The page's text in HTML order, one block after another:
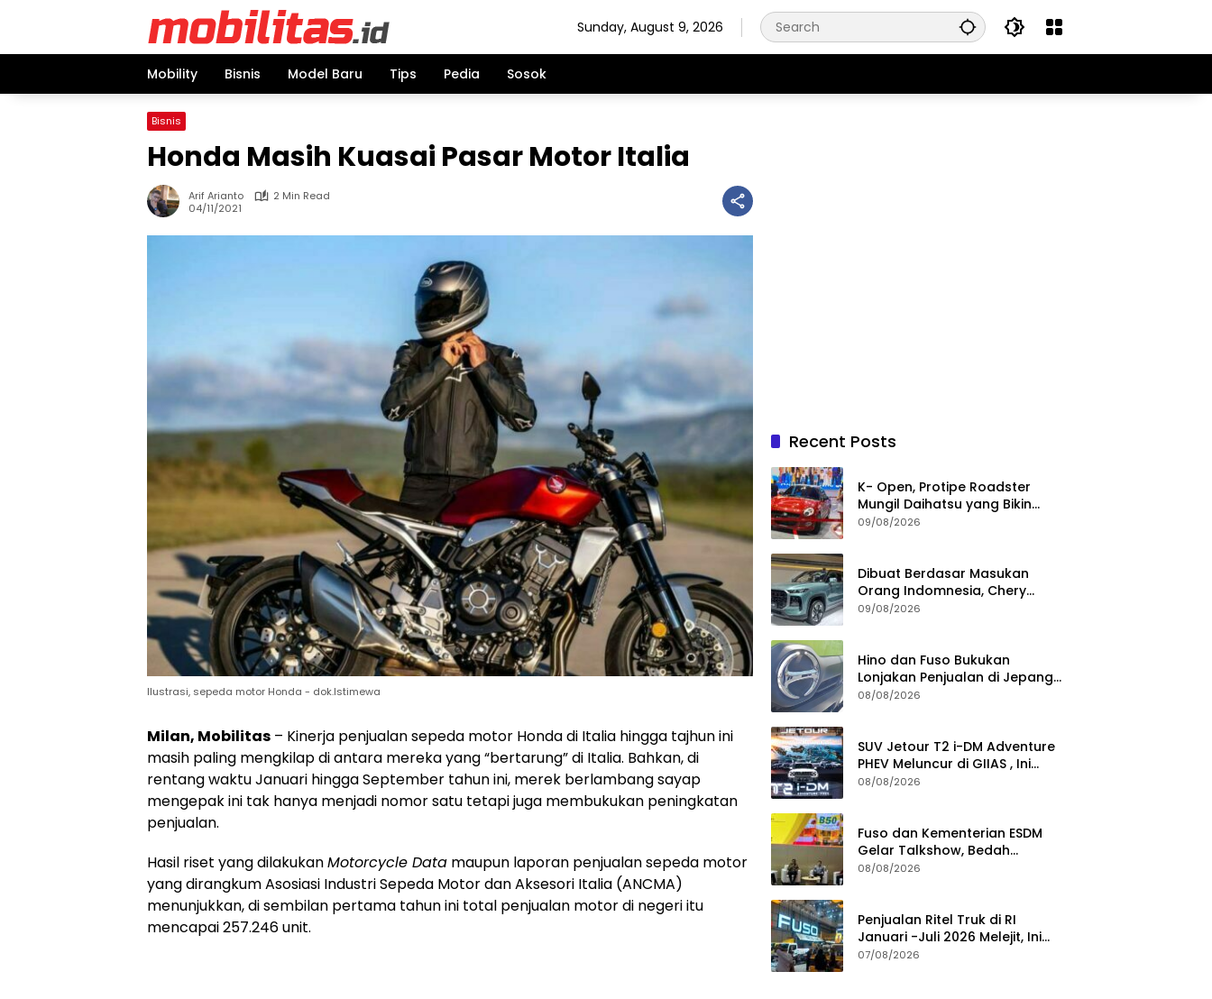
Sunday, August 9, 2026
Mobility Bisnis Model Baru Tips Pedia Sosok
Bisnis
Honda Masih Kuasai Pasar Motor Italia
Arif Arianto
2 Min Read
04/11/2021
Ilustrasi, sepeda motor Honda - dok.Istimewa
Milan, Mobilitas – Kinerja penjualan sepeda motor Honda di Italia hingga tajhun ini
masih paling mengkilap di antara mereka yang “bertarung” di Italia. Bahkan, di
rentang waktu Januari hingga September tahun ini, merek berlambang sayap
mengepak ini tak hanya menjadi nomor satu tetapi juga membukukan peningkatan
penjualan.
Hasil riset yang dilakukanMotorcycle Data maupun laporan penjualan sepeda motor
yang dirangkum Asosiasi Industri Sepeda Motor dan Aksesori Italia (ANCMA)
menunjukkan, di sembilan pertama tahun ini total penjualan motor di negeri itu
mencapai 257.246 unit.
Recent Posts
K- Open, Protipe Roadster
Mungil Daihatsu yang Bikin
Pengunjung GIIAS 2026
09/08/2026
Dibuat Berdasar Masukan
Orang Indomnesia, Chery
Tiggo V Meluncur di RI Kuartal
09/08/2026
Hino dan Fuso Bukukan
Lonjakan Penjualan di Jepang
selama Januari – Juli 2026
08/08/2026
SUV Jetour T2 i-DM Adventure
PHEV Meluncur di GIIAS , Ini
Keistimewaannya
08/08/2026
Fuso dan Kementerian ESDM
Gelar Talkshow, Bedah
Roadmap B50 hingga
08/08/2026
Penjualan Ritel Truk di RI
Januari -Juli 2026 Melejit, Ini
Pemicunya
07/08/2026